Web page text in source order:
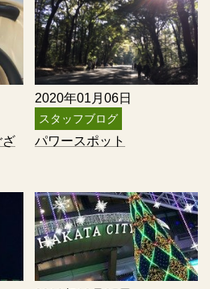
ざ
2020年01月06日
スタッフブログ
パワースポット